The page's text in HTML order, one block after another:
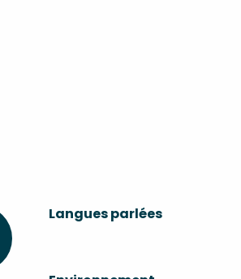
Langues parlées
Langues parlées